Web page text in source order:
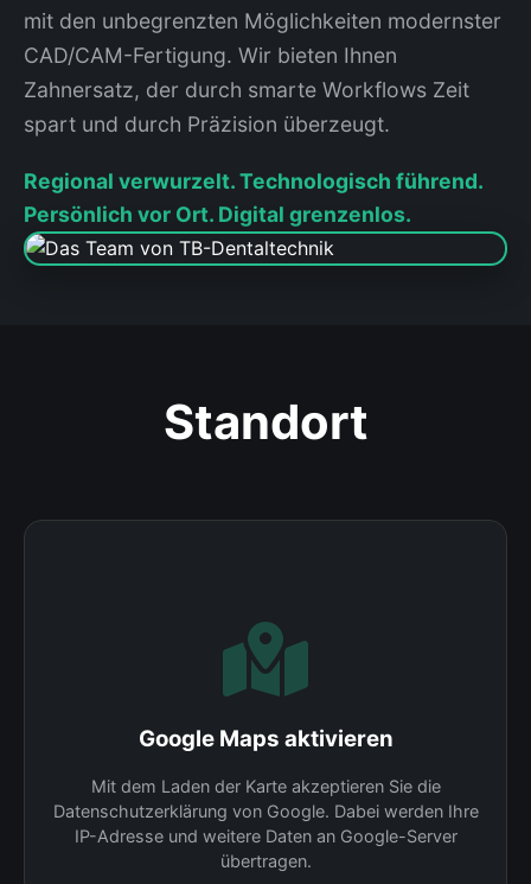
mit den unbegrenzten Möglichkeiten modernster
CAD/CAM-Fertigung. Wir bieten Ihnen
Zahnersatz, der durch smarte Workflows Zeit
spart und durch Präzision überzeugt.
Regional verwurzelt. Technologisch führend.
Persönlich vor Ort. Digital grenzenlos.
Standort
Google Maps aktivieren
Mit dem Laden der Karte akzeptieren Sie die
Datenschutzerklärung von Google. Dabei werden Ihre
IP-Adresse und weitere Daten an Google-Server
übertragen.